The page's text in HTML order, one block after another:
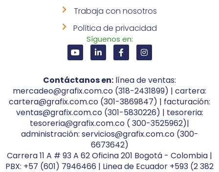
Trabaja con nosotros
Política de privacidad
Síguenos en:
Contáctanos en: línea de ventas:
mercadeo@grafix.com.co (318-2431899) | cartera:
cartera@grafix.com.co (301-3869847) | facturación:
ventas@grafix.com.co (301-5830226) | tesoreria:
tesoreria@grafix.com.co ( 300-3525962)|
administración: servicios@grafix.com.co (300-
6673642)
Carrera 11 A # 93 A 62 Oficina 201 Bogotá - Colombia |
PBX: +57 (601) 7946466 | Linea de Ecuador +593 (2 382